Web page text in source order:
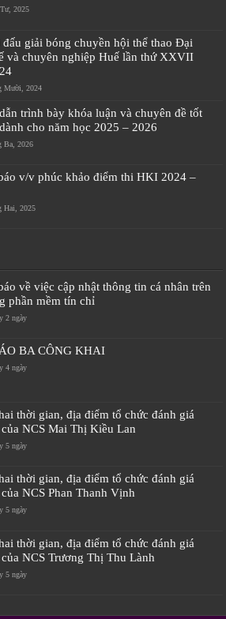
2025
giải bóng chuyền hội thể thao Đại
và chuyên nghiệp Huế lần thứ XXVII
Mười, 2024
trình bày khóa luận và chuyên đề tốt
cho năm học 2025 – 2026
Ba, 2026
v/v phúc khảo điểm thi HKI 2024 –
Hai, 2025
về việc cập nhật thông tin cá nhân trên
phần mềm tín chỉ
2 ngày
BA CÔNG KHAI
4 ngày
thời gian, địa điểm tổ chức đánh giá
NCS Mai Thị Kiều Lan
5 ngày
thời gian, địa điểm tổ chức đánh giá
NCS Phan Thanh Vịnh
5 ngày
thời gian, địa điểm tổ chức đánh giá
NCS Trương Thị Thu Lành
5 ngày